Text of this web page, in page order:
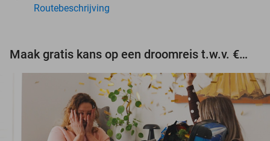
Routebeschrijving
Maak gratis kans op een droomreis t.w.v. €3.000!